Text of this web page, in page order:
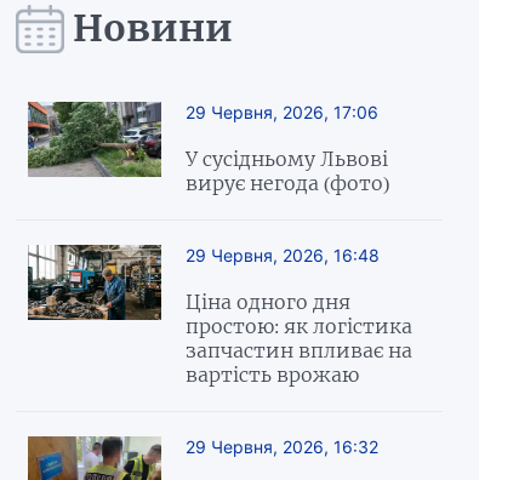
Новини
29 Червня, 2026, 17:06
У сусідньому Львові
вирує негода (фото)
29 Червня, 2026, 16:48
Ціна одного дня
простою: як логістика
запчастин впливає на
вартість врожаю
29 Червня, 2026, 16:32